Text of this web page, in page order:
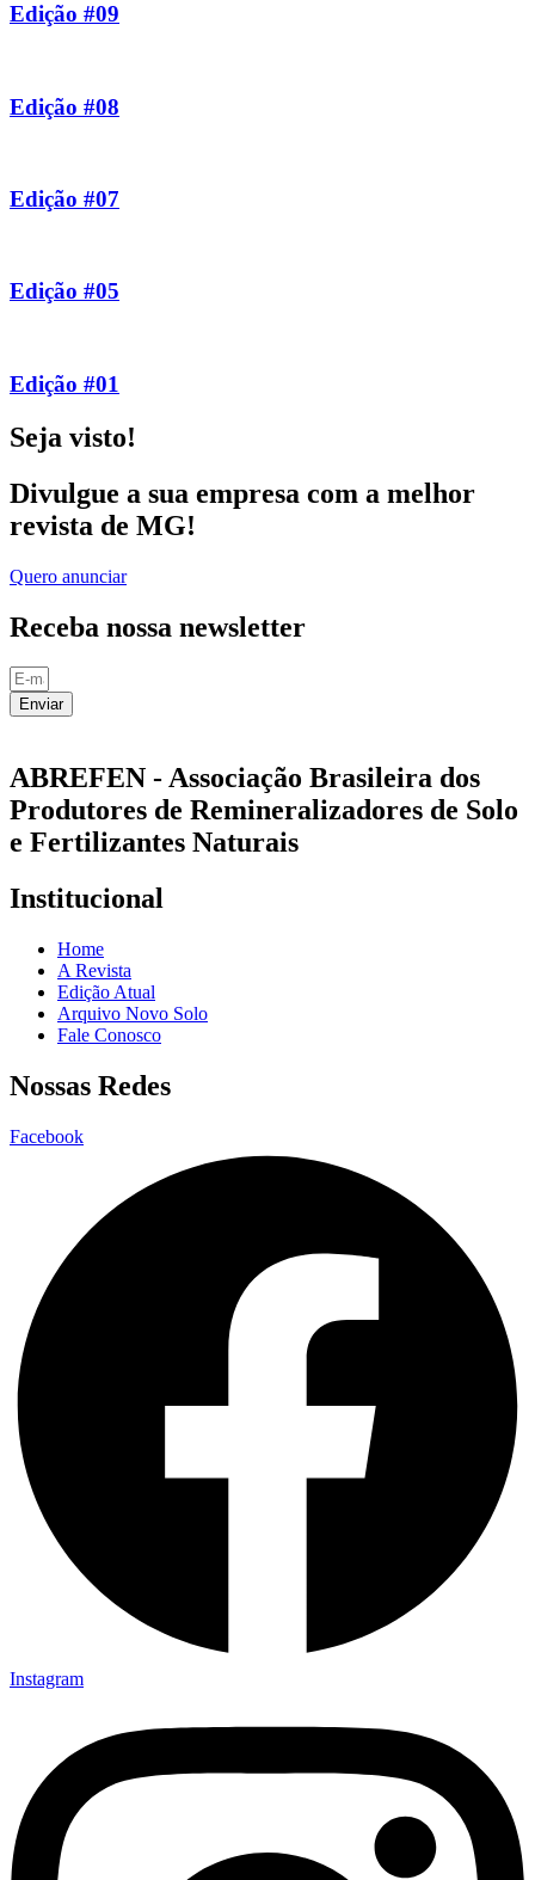
Edição #09
Edição #08
Edição #07
Edição #05
Edição #01
Seja visto!
Divulgue a sua empresa com a melhor
revista de MG!
Quero anunciar
Receba nossa newsletter
Enviar
ABREFEN - Associação Brasileira dos
Produtores de Remineralizadores de Solo
e Fertilizantes Naturais
Institucional
Home
A Revista
Edição Atual
Arquivo Novo Solo
Fale Conosco
Nossas Redes
Facebook
Instagram